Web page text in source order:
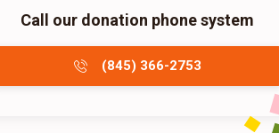
Call our donation phone system
(845) 366-2753